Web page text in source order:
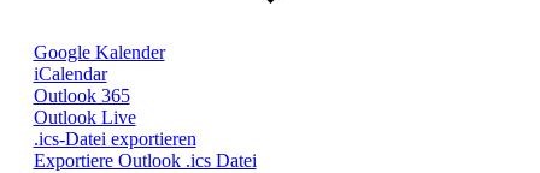
Google Kalender
iCalendar
Outlook 365
Outlook Live
.ics-Datei exportieren
Exportiere Outlook .ics Datei